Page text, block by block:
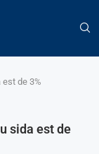
de 3%
sida est de